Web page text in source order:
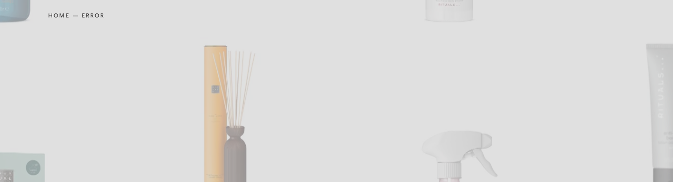
HOME ERROR